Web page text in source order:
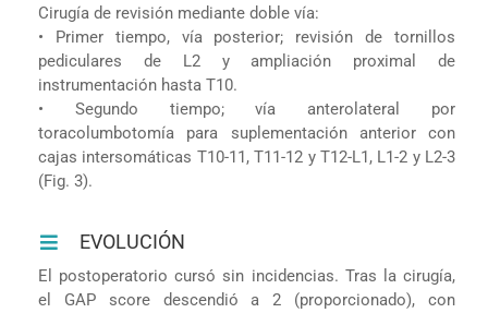
Cirugía de revisión mediante doble vía:
• Primer tiempo, vía posterior; revisión de tornillos
pediculares de L2 y ampliación proximal de
instrumentación hasta T10.
• Segundo tiempo; vía anterolateral por
toracolumbotomía para suplementación anterior con
cajas intersomáticas T10-11, T11-12 y T12-L1, L1-2 y L2-3
(Fig. 3).
EVOLUCIÓN
El postoperatorio cursó sin incidencias. Tras la cirugía,
el GAP score descendió a 2 (proporcionado), con